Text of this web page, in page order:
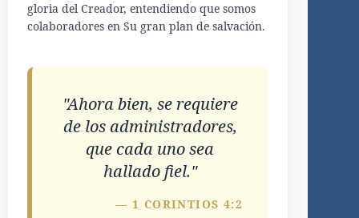
gloria del Creador, entendiendo que somos
colaboradores en Su gran plan de salvación.
"Ahora bien, se requiere
de los administradores,
que cada uno sea
hallado fiel."
— 1 CORINTIOS 4:2